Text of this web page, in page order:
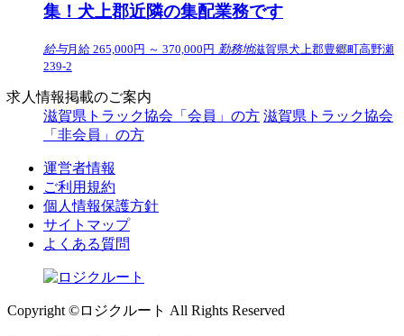
集！犬上郡近隣の集配業務です
給与月給 265,000円 ～ 370,000円 勤務地滋賀県犬上郡豊郷町高野瀬
239-2
求人情報掲載のご案内
滋賀県トラック協会「会員」の方 滋賀県トラック協会
「非会員」の方
運営者情報
ご利用規約
個人情報保護方針
サイトマップ
よくある質問
Copyright ©ロジクルート All Rights Reserved